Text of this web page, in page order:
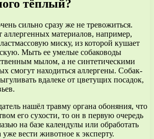
тёплый?
сильно сразу же не тревожиться.
аллергенных материалов, например,
миску, из которой кушает
Мыть ее умелые собаководы
мылом, а не синтетическими
смогут находиться аллергены. Собак-
вдалеке от цветущих посадок,
нашёл травму органа обоняния, что
его сухости, то он в первую очередь
на базе календулы или обработать
уже вести животное к эксперту.